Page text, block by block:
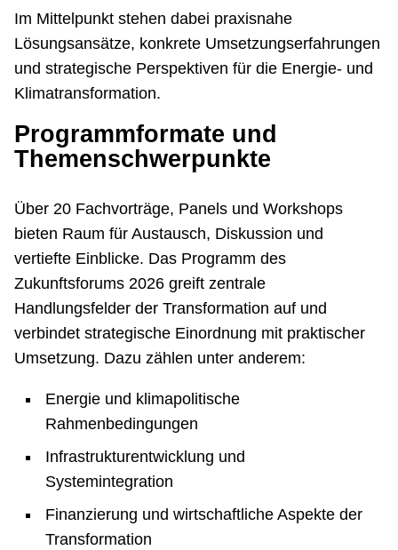
Im Mittelpunkt stehen dabei praxisnahe
Lösungsansätze, konkrete Umsetzungserfahrungen
und strategische Perspektiven für die Energie‑ und
Klimatransformation.
Programmformate und
Themenschwerpunkte
Über 20 Fachvorträge, Panels und Workshops
bieten Raum für Austausch, Diskussion und
vertiefte Einblicke. Das Programm des
Zukunftsforums 2026 greift zentrale
Handlungsfelder der Transformation auf und
verbindet strategische Einordnung mit praktischer
Umsetzung. Dazu zählen unter anderem:
Energie und klimapolitische
Rahmenbedingungen
Infrastrukturentwicklung und
Systemintegration
Finanzierung und wirtschaftliche Aspekte der
Transformation